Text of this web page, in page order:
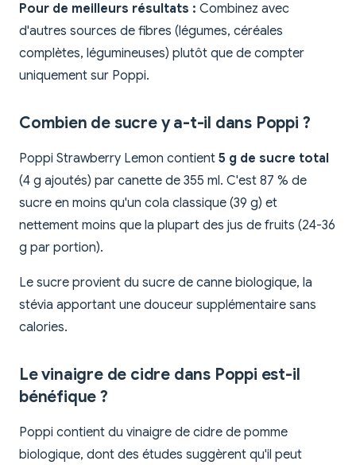
Pour de meilleurs résultats : Combinez avec
d'autres sources de fibres (légumes, céréales
complètes, légumineuses) plutôt que de compter
uniquement sur Poppi.
Combien de sucre y a-t-il dans Poppi ?
Poppi Strawberry Lemon contient 5 g de sucre total
(4 g ajoutés) par canette de 355 ml. C'est 87 % de
sucre en moins qu'un cola classique (39 g) et
nettement moins que la plupart des jus de fruits (24-36
g par portion).
Le sucre provient du sucre de canne biologique, la
stévia apportant une douceur supplémentaire sans
calories.
Le vinaigre de cidre dans Poppi est-il
bénéfique ?
Poppi contient du vinaigre de cidre de pomme
biologique, dont des études suggèrent qu'il peut